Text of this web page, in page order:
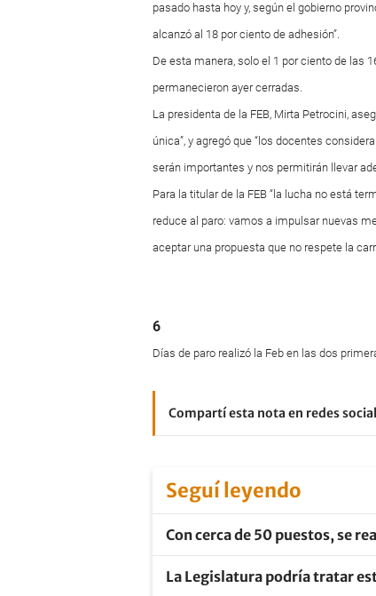
pasado hasta hoy y, según el gobierno
alcanzó al 18 por ciento de adhesión”.
De esta manera, solo el 1 por ciento de las
permanecieron ayer cerradas.
La presidenta de la FEB, Mirta Petrocini,
única”, y agregó que “los docentes
serán importantes y nos permitirán llevar
Para la titular de la FEB “la lucha no está
reduce al paro: vamos a impulsar nuevas
aceptar una propuesta que no respete la
6
Días de paro realizó la Feb en las dos
Compartí esta nota en redes
Seguí leyendo
Con cerca de 50 puestos, se
La Legislatura podría tratar